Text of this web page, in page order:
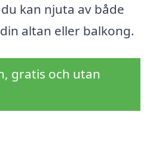
kan njuta av både
altan eller balkong.
gratis och utan